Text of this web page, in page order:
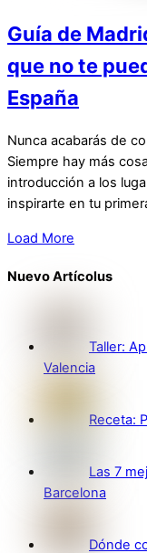
Guía de
que no te
España
Nunca acabarás de
Siempre hay más
introducción a los
inspirarte en tu
Load More
Nuevo Artícolus
Taller:
Valencia
Receta:
Las 7
Barcelona
Dónde